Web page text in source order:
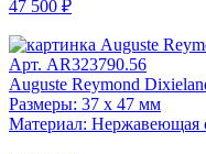
47 500 ₽
Арт. AR323790.56
Auguste Reymond
Размеры: 37 x 47 мм
Материал: Нержавеющая